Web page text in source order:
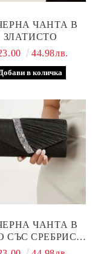
ЧАНТА В
ЗЛАТИСТО
44.98лв.
ЧАНТА В
СЪС СРЕБРИСТА
ЛЕНТА